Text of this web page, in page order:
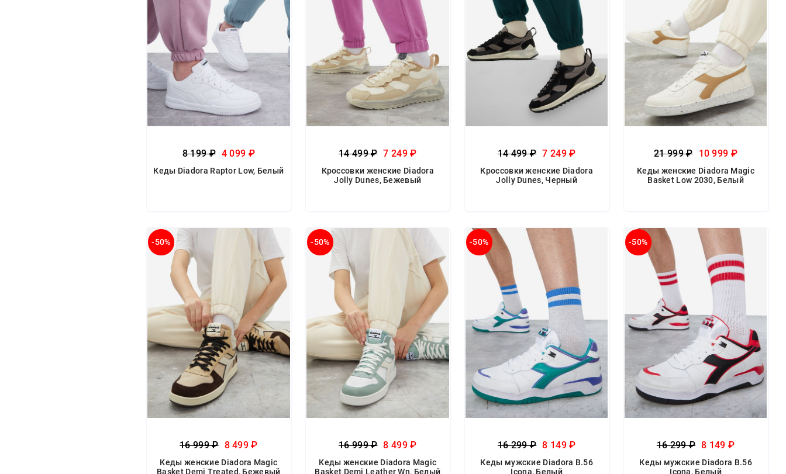
8 199 ₽ 4 099 ₽
Кеды Diadora Raptor Low, Белый
14 499 ₽ 7 249 ₽
Кроссовки женские Diadora
Jolly Dunes, Бежевый
14 499 ₽ 7 249 ₽
Кроссовки женские Diadora
Jolly Dunes, Черный
21 999 ₽ 10 999 ₽
Кеды женские Diadora Magic
Basket Low 2030, Белый
-50%
16 999 ₽ 8 499 ₽
Кеды женские Diadora Magic
Basket Demi Treated, Бежевый
-50%
16 999 ₽ 8 499 ₽
Кеды женские Diadora Magic
Basket Demi Leather Wn, Белый
-50%
16 299 ₽ 8 149 ₽
Кеды мужские Diadora B.56
Icona, Белый
-50%
16 299 ₽ 8 149 ₽
Кеды мужские Diadora B.56
Icona, Белый